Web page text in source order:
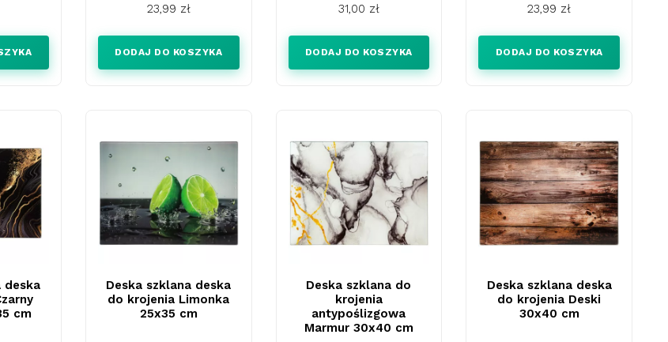
Cena
23,99 zł
DODAJ DO KOSZYKA
Cena
31,00 zł
DODAJ DO KOSZYKA
Cena
23,99 zł
DODAJ DO KOSZYKA
deska
cm
Deska szklana deska
do krojenia Limonka
25x35 cm
Deska szklana do
krojenia
antypoślizgowa
Marmur 30x40 cm
Deska szklana deska
do krojenia Deski
30x40 cm